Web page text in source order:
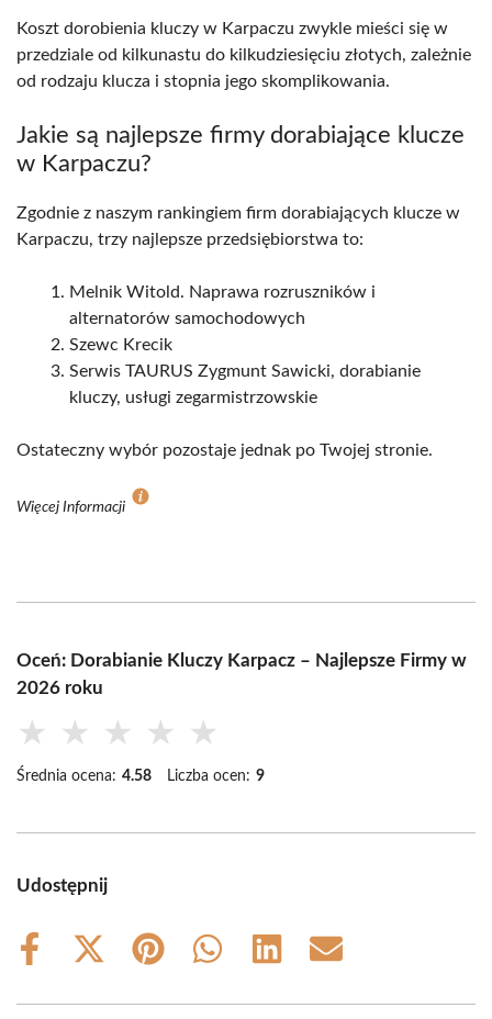
Koszt dorobienia kluczy w Karpaczu zwykle mieści się w
przedziale od kilkunastu do kilkudziesięciu złotych, zależnie
od rodzaju klucza i stopnia jego skomplikowania.
Jakie są najlepsze firmy dorabiające klucze
w Karpaczu?
Zgodnie z naszym rankingiem firm dorabiających klucze w
Karpaczu, trzy najlepsze przedsiębiorstwa to:
Melnik Witold. Naprawa rozruszników i
alternatorów samochodowych
Szewc Krecik
Serwis TAURUS Zygmunt Sawicki, dorabianie
kluczy, usługi zegarmistrzowskie
Ostateczny wybór pozostaje jednak po Twojej stronie.
Więcej Informacji
Oceń: Dorabianie Kluczy Karpacz – Najlepsze Firmy w
2026 roku
★ ★ ★ ★ ★
Średnia ocena: 4.58 Liczba ocen: 9
Udostępnij
Share
Share
(Twitter)
Share
Share
Share
Share